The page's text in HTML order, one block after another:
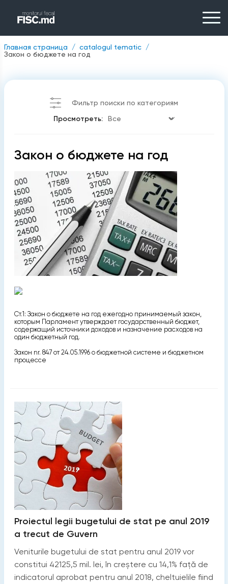
Главная страница
catalogul tematic
Закон о бюджете на год
Фильтр поиски по категориям
Просмотреть:
Закон о бюджете на год
Ст.1: Закон о бюджете на год ежегодно принимаемый закон,
которым Парламент утверждает государственный бюджет,
содержащий источники доходов и назначение расходов на
один бюджетный год.
Закон nr. 847 от 24.05.1996 о бюджетной системе и бюджетном
процессе
Proiectul legii bugetului de stat pe anul 2019
a trecut de Guvern
Veniturile bugetului de stat pentru anul 2019 vor
constitui 42125,5 mil. lei, în creștere cu 14,1% față de
indicatorul aprobat pentru anul 2018, cheltuielile fiind